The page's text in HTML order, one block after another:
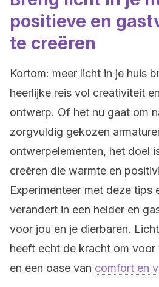
positieve en
te creëren
Kortom: meer licht in je huis
heerlijke reis vol creativiteit
ontwerp. Of het nu gaat om
zorgvuldig gekozen
ontwerpelementen, het doel
creëren die warmte en
Experimenteer met deze tips
verandert in een helder en
voor jou en je dierbaren.
heeft echt de kracht om
en een oase van comfort en